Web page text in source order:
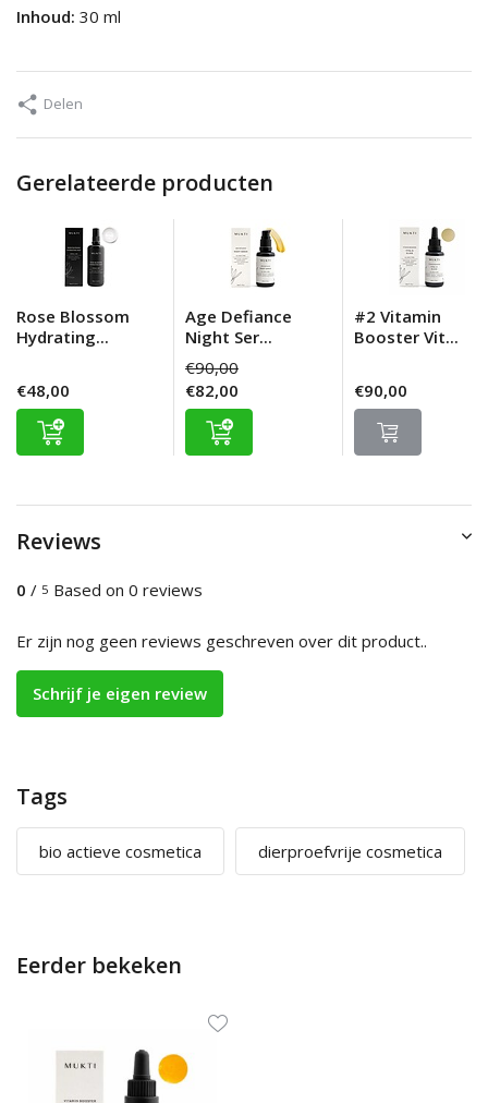
Inhoud: 30 ml
Delen
Gerelateerde producten
Rose Blossom
Hydrating...
€48,00
Age Defiance
Night Ser...
€90,00
€82,00
#2 Vitamin
Booster Vit...
€90,00
Reviews
0 / 5 Based on 0 reviews
Er zijn nog geen reviews geschreven over dit product..
Schrijf je eigen review
Tags
bio actieve cosmetica dierproefvrije cosmetica
Eerder bekeken